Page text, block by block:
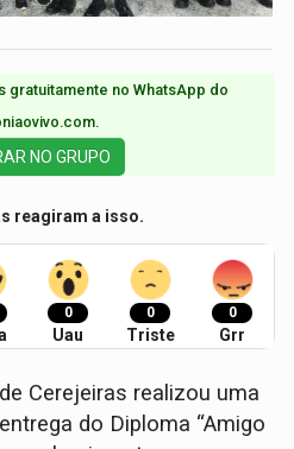
gratuitamente no WhatsApp do
NO GRUPO
reagiram a isso.
0
Uau
0
Triste
0
Grr
Cerejeiras realizou uma
do Diploma “Amigo